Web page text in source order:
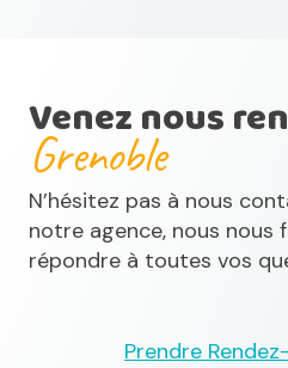
Venez nous
Grenoble
N’hésitez pas à nous
notre agence, nous nous
répondre à toutes vos
Prendre